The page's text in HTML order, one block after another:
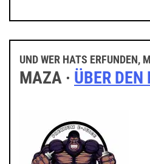
UND WER HATS ERFUNDEN,
MAZA · ÜBER DEN